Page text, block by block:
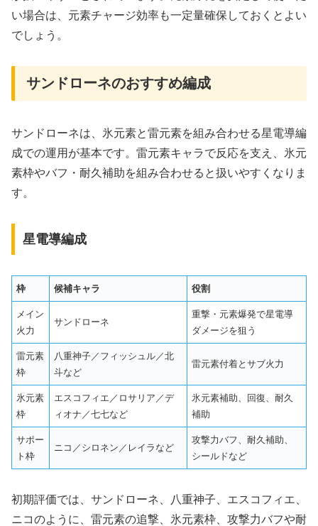
い場合は、元素チャージ効率も一定量確保しておくとよい
でしょう。
サンドローネのおすすめ編成
サンドローネは、氷元素と雷元素を組み合わせる星電導編
成での運用が基本です。雷元素キャラで反応を支え、氷元
素枠やバフ・耐久補助を組み合わせると扱いやすくなりま
す。
星電導編成
枠 候補キャラ 役割
メイン
火力
サンドローネ
重撃・元素爆発で星電導
ダメージを狙う
雷元素
枠
八重神子／フィッシュル／北
斗など
雷元素付着とサブ火力
氷元素
枠
エスコフィエ／ロサリア／デ
ィオナ／七七など
氷元素補助、回復、耐久
補助
サポー
ト枠
ニコ／シロネン／レイラなど
攻撃力バフ、耐久補助、
シールドなど
初期評価では、サンドローネ、八重神子、エスコフィエ、
ニコのように、雷元素の追撃、氷元素枠、攻撃力バフや耐